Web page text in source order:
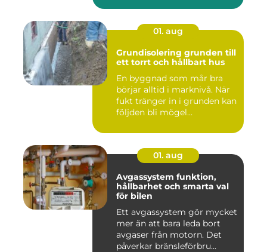
01. aug
Grundisolering grunden till
ett torrt och hållbart hus
En byggnad som mår bra
börjar alltid i marknivå. När
fukt tränger in i grunden kan
följden bli mögel...
01. aug
Avgassystem funktion,
hållbarhet och smarta val
för bilen
Ett avgassystem gör mycket
mer än att bara leda bort
avgaser från motorn. Det
påverkar bränsleförbru...